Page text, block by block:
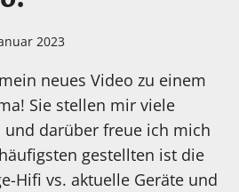
2023
neues Video zu einem
Sie stellen mir viele
und darüber freue ich mich
gestellten ist die
Hifi vs. aktuelle Geräte und